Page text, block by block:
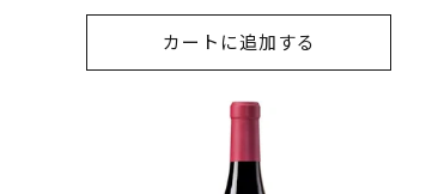
カートに追加する